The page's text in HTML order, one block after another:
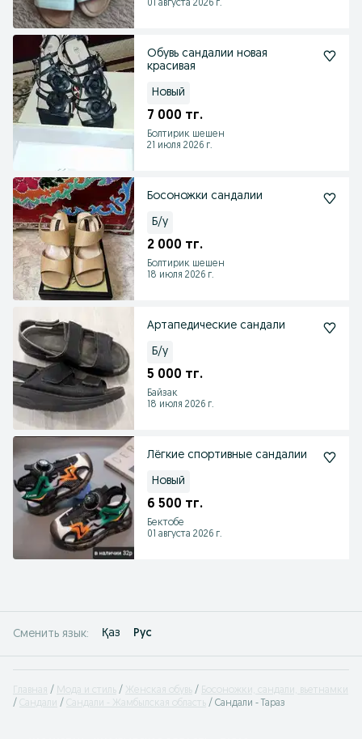
01 августа 2026 г.
Обувь сандалии новая
красивая
Новый
7 000 тг.
Болтирик шешен
21 июля 2026 г.
Босоножки сандалии
Б/у
2 000 тг.
Болтирик шешен
18 июля 2026 г.
Артапедические сандали
Б/у
5 000 тг.
Байзак
18 июля 2026 г.
Лёгкие спортивные сандалии
Новый
6 500 тг.
Бектобе
01 августа 2026 г.
Сменить язык: Қаз Рус
Главная Мода и стиль Женская обувь
Босоножки, сандали, вьетнамки
Сандали
Сандали - Жамбылская область Сандали - Тараз